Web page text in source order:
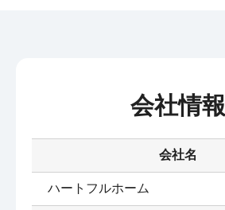
会社情報
会社名
ハートフルホーム